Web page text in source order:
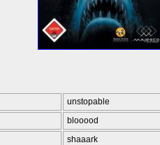
unstopable
blooood
shaaark